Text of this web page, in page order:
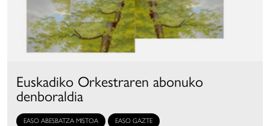
Euskadiko Orkestraren abonuko
denboraldia
EASO ABESBATZA MISTOA EASO GAZTE